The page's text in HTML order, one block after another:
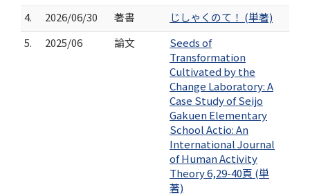
4.
2026/06/30 著書
じしゃくのて！ (単著)
5.
2025/06 論文
Seeds of
Transformation
Cultivated by the
Change Laboratory: A
Case Study of Seijo
Gakuen Elementary
School Actio: An
International Journal
of Human Activity
Theory 6,29-40頁 (単
著)